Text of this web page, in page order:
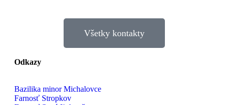
Všetky kontakty
Odkazy
Bazilika minor Michalovce
Farnosť Stropkov